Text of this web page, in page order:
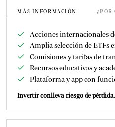
MÁS INFORMACIÓN ¿POR
Acciones internacionales
Amplia selección de ETFs
Comisiones y tarifas de
Recursos educativos y
Plataforma y app con
Invertir conlleva riesgo de pérdida.